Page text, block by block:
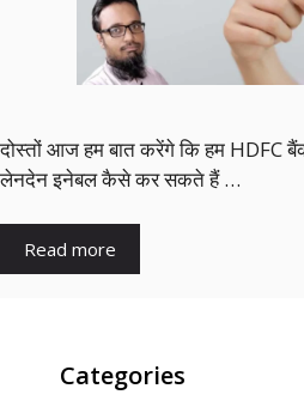
दोस्‍तों आज हम बात करेंगे कि हम HDFC
लेनदेन इनेबल कैसे कर सकते हैं …
Read more
Categories